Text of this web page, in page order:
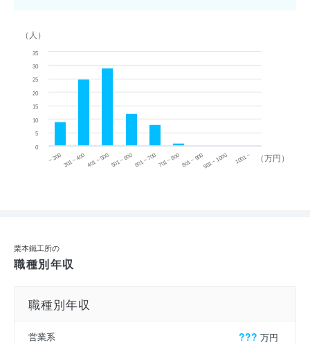
（万円）
（人）
~ 300 301 ~ 400 401 ~ 500501 ~ 600601 ~ 700701 ~ 800801 ~ 900901 ~ 1000 1001 ~
0
5
10
15
20
25
30
35
栗本鐵工所の
職種別年収
職種別年収
営業系 ??? 万円